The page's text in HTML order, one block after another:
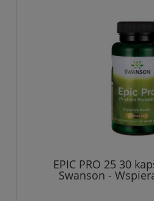
EPIC PRO 25 30
Swanson -